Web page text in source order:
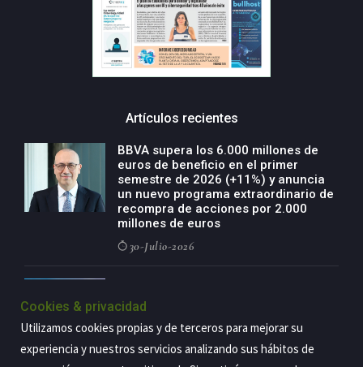
Artículos recientes
BBVA supera los 6.000 millones de
euros de beneficio en el primer
semestre de 2026 (+11%) y anuncia
un nuevo programa extraordinario de
recompra de acciones por 2.000
millones de euros
30-Julio-2026
negocio agro con un modelo global
de especialización presente en siete
países
29-Julio-2026
Cookies & privacidad
Utilizamos cookies propias y de terceros para mejorar su
experiencia y nuestros servicios analizando sus hábitos de